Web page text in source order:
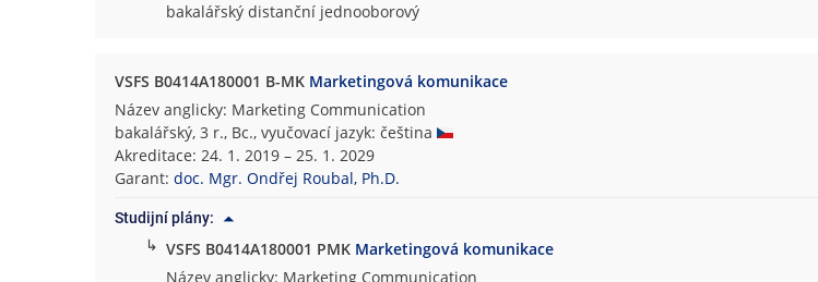
bakalářský distanční jednooborový
VSFS B0414A180001 B-MK Marketingová komunikace
Název anglicky: Marketing Communication
bakalářský, 3 r., Bc., vyučovací jazyk: čeština
Akreditace: 24. 1. 2019 – 25. 1. 2029
Garant:doc. Mgr. Ondřej Roubal, Ph.D.
Studijní plány:
↳ VSFS B0414A180001 PMK Marketingová komunikace
Název anglicky: Marketing Communication